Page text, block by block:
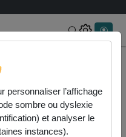
Rechercher
de la vidéo
ouvertes de
personnaliser l’affichage
sombre ou dyslexie
et analyser le
instances).